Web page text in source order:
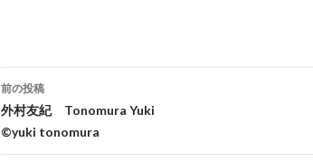
投
稿
前の投稿
外村友紀 Tonomura Yuki
©yuki tonomura